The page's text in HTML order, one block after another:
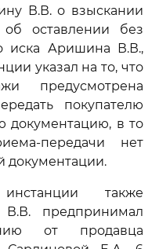
В.В. о взыскании
оставлении без
иска Аришина В.В.,
указал на то, что
предусмотрена
покупателю
документацию, в то
передачи нет
документации.
также
предпринимал
от продавца